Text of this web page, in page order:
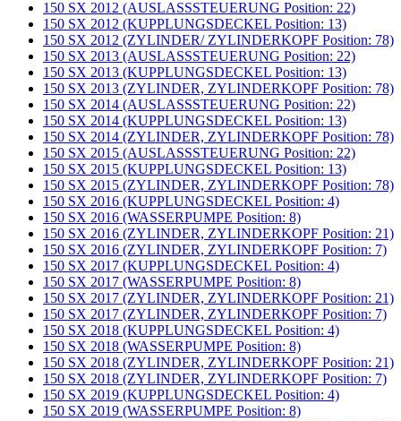
150 SX 2012 (AUSLASSSTEUERUNG Position: 22)
150 SX 2012 (KUPPLUNGSDECKEL Position: 13)
150 SX 2012 (ZYLINDER/ ZYLINDERKOPF Position: 78)
150 SX 2013 (AUSLASSSTEUERUNG Position: 22)
150 SX 2013 (KUPPLUNGSDECKEL Position: 13)
150 SX 2013 (ZYLINDER, ZYLINDERKOPF Position: 78)
150 SX 2014 (AUSLASSSTEUERUNG Position: 22)
150 SX 2014 (KUPPLUNGSDECKEL Position: 13)
150 SX 2014 (ZYLINDER, ZYLINDERKOPF Position: 78)
150 SX 2015 (AUSLASSSTEUERUNG Position: 22)
150 SX 2015 (KUPPLUNGSDECKEL Position: 13)
150 SX 2015 (ZYLINDER, ZYLINDERKOPF Position: 78)
150 SX 2016 (KUPPLUNGSDECKEL Position: 4)
150 SX 2016 (WASSERPUMPE Position: 8)
150 SX 2016 (ZYLINDER, ZYLINDERKOPF Position: 21)
150 SX 2016 (ZYLINDER, ZYLINDERKOPF Position: 7)
150 SX 2017 (KUPPLUNGSDECKEL Position: 4)
150 SX 2017 (WASSERPUMPE Position: 8)
150 SX 2017 (ZYLINDER, ZYLINDERKOPF Position: 21)
150 SX 2017 (ZYLINDER, ZYLINDERKOPF Position: 7)
150 SX 2018 (KUPPLUNGSDECKEL Position: 4)
150 SX 2018 (WASSERPUMPE Position: 8)
150 SX 2018 (ZYLINDER, ZYLINDERKOPF Position: 21)
150 SX 2018 (ZYLINDER, ZYLINDERKOPF Position: 7)
150 SX 2019 (KUPPLUNGSDECKEL Position: 4)
150 SX 2019 (WASSERPUMPE Position: 8)